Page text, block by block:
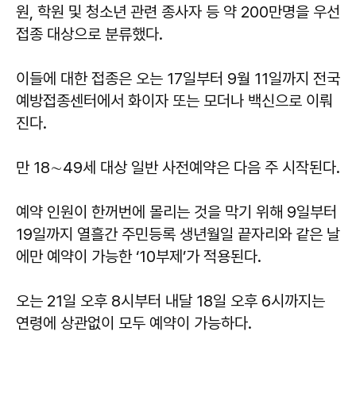
원, 학원 및 청소년 관련 종사자 등 약 200만명을 우선
접종 대상으로 분류했다.
이들에 대한 접종은 오는 17일부터 9월 11일까지 전국
예방접종센터에서 화이자 또는 모더나 백신으로 이뤄
진다.
만 18∼49세 대상 일반 사전예약은 다음 주 시작된다.
예약 인원이 한꺼번에 몰리는 것을 막기 위해 9일부터
19일까지 열흘간 주민등록 생년월일 끝자리와 같은 날
에만 예약이 가능한 ‘10부제’가 적용된다.
오는 21일 오후 8시부터 내달 18일 오후 6시까지는
연령에 상관없이 모두 예약이 가능하다.